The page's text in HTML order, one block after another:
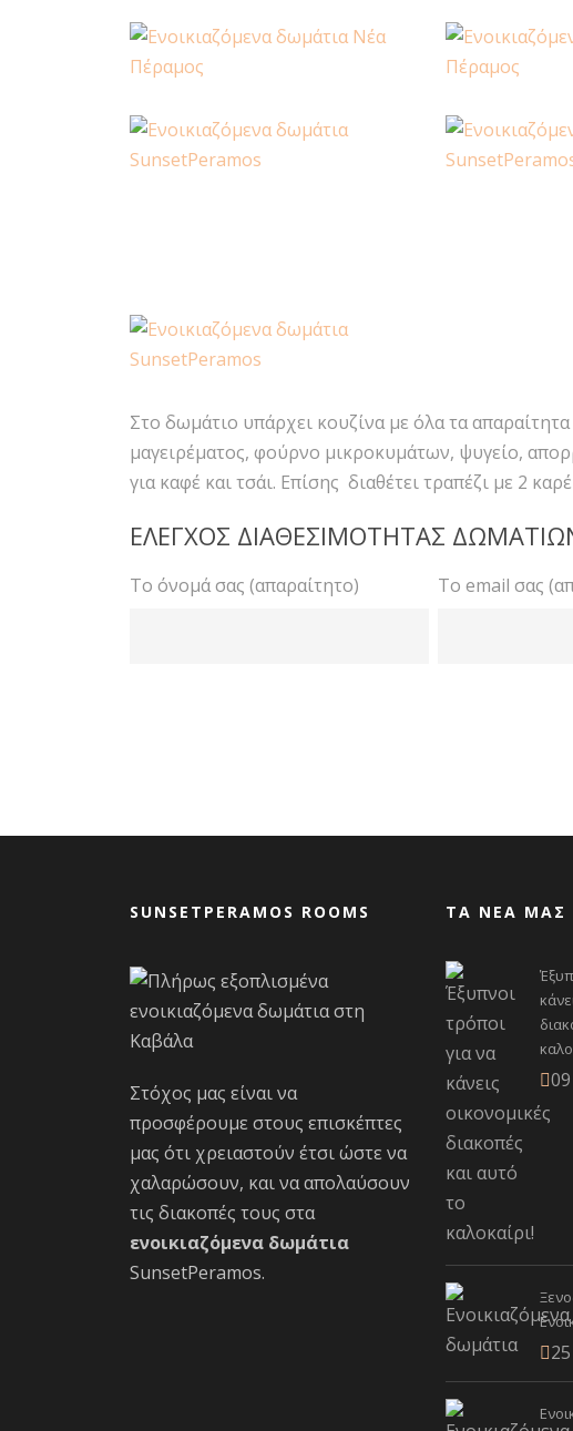
Στο δωμάτιο υπάρχει κουζίνα με όλα τα
μαγειρέματος, φούρνο μικροκυμάτων, ψυγείο,
για καφέ και τσάι. Επίσης διαθέτει τραπέζι με 2
ΕΛΕΓΧΟΣ ΔΙΑΘΕΣΙΜΟΤΗΤΑΣ
Το όνομά σας (απαραίτητο) Το email σας
SUNSETPERAMOS ROOMS
Στόχος μας είναι να
προσφέρουμε στους επισκέπτες
μας ότι χρειαστούν έτσι ώστε να
χαλαρώσουν, και να απολαύσουν
τις διακοπές τους στα
ενοικιαζόμενα δωμάτια
SunsetPeramos.
ΤΑ ΝΕΑ ΜΑΣ